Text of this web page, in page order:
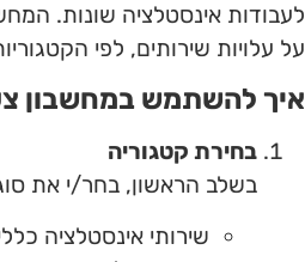
לעבודות אינסטלציה שונות.
על עלויות שירותים, לפי
איך להשתמש במחשבון
בחירת קטגוריה
בשלב הראשון, בחר/י את
שירותי אינסטלציה